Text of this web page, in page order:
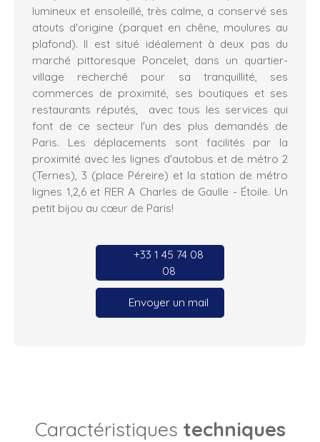
lumineux et ensoleillé, très calme, a conservé ses
atouts d'origine (parquet en chêne, moulures au
plafond). Il est situé idéalement à deux pas du
marché pittoresque Poncelet, dans un quartier-
village recherché pour sa tranquillité, ses
commerces de proximité, ses boutiques et ses
restaurants réputés, avec tous les services qui
font de ce secteur l'un des plus demandés de
Paris. Les déplacements sont facilités par la
proximité avec les lignes d'autobus et de métro 2
(Ternes), 3 (place Péreire) et la station de métro
lignes 1,2,6 et RER A Charles de Gaulle - Étoile. Un
petit bijou au cœur de Paris!
+33 1 45 74 08
08
Envoyer un mail
Caractéristiques techniques